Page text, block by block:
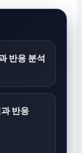
반응 분석
반응